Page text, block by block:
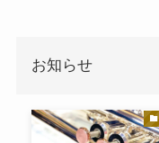
お知らせ